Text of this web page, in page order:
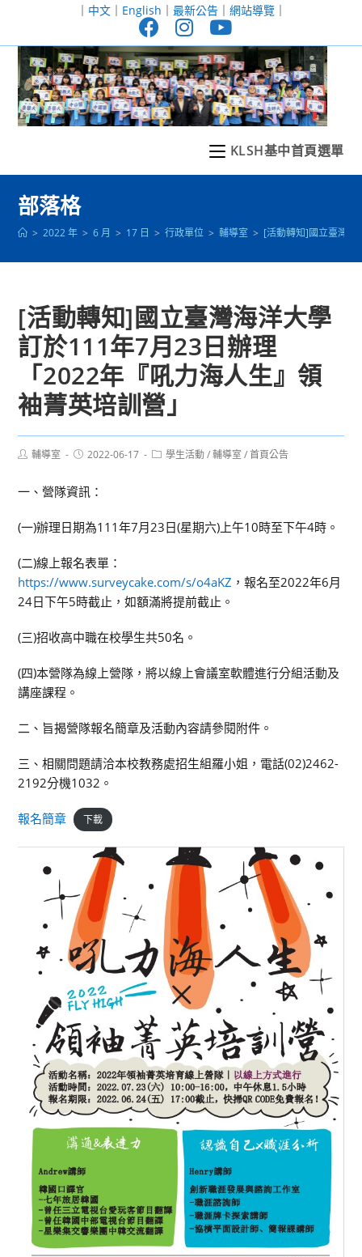
至
｜ 中文｜ English ｜ 最新公告｜ 網站導覽｜
KLSH基中首頁選單
部落格
> 2022 年 > 6 月 > 17 日 > 行政單位 > 輔導室 > [活動轉知]國立臺灣海
[活動轉知]國立臺灣海洋大學
訂於111年7月23日辦理
「2022年『吼力海人生』領
袖菁英培訓營」
Post輔導室
Post2022-06-17
Post學生活動 / 輔導室 / 首頁公告
一、營隊資訊：
(一)辦理日期為111年7月23日(星期六)上午10時至下午4時。
(二)線上報名表單：
https://www.surveycake.com/s/o4aKZ ，報名至2022年6月
24日下午5時截止，如額滿將提前截止。
(三)招收高中職在校學生共50名。
(四)本營隊為線上營隊，將以線上會議室軟體進行分組活動及
講座課程。
二、旨揭營隊報名簡章及活動內容請參閱附件。
三、相關問題請洽本校教務處招生組羅小姐，電話(02)2462-
2192分機1032。
報名簡章 下載